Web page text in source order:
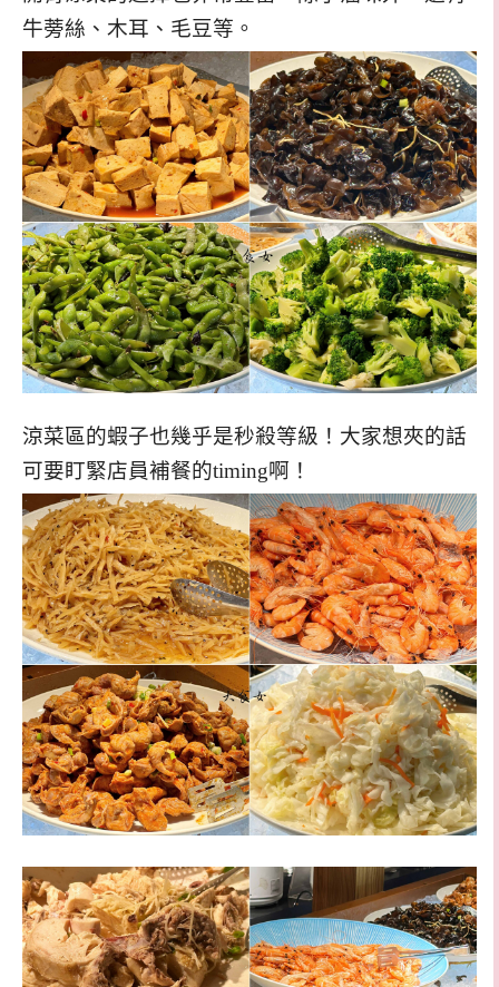
牛蒡絲、木耳、毛豆等。
涼菜區的蝦子也幾乎是秒殺等級！大家想夾的話
可要盯緊店員補餐的timing啊！